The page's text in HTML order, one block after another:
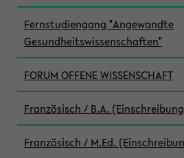
Fernstudiengang "Angewandte
Gesundheitswissenschaften"
FORUM OFFENE WISSENSCHAFT
Französisch / B.A.
Französisch / M.Ed.